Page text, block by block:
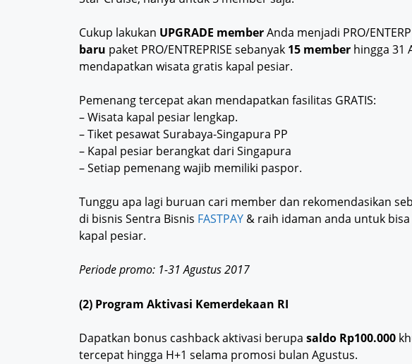
Cukup lakukan UPGRADE memberAnda menjadi PRO/
baru paket PRO/ENTREPRISE sebanyak 15 member hingga 31
mendapatkan wisata gratis kapal pesiar.
Pemenang tercepat akan mendapatkan fasilitas GRATIS:
– Wisata kapal pesiar lengkap.
– Tiket pesawat Surabaya-Singapura PP
– Kapal pesiar berangkat dari Singapura
– Setiap pemenang wajib memiliki paspor.
Tunggu apa lagi buruan cari member dan rekomendasikan
di bisnis Sentra Bisnis FASTPAY & raih idaman anda untuk
kapal pesiar.
Periode promo: 1-31 Agustus 2017
(2) Program Aktivasi Kemerdekaan RI
Dapatkan bonus cashback aktivasi berupa saldo Rp100.000
tercepat hingga H+1 selama promosi bulan Agustus.